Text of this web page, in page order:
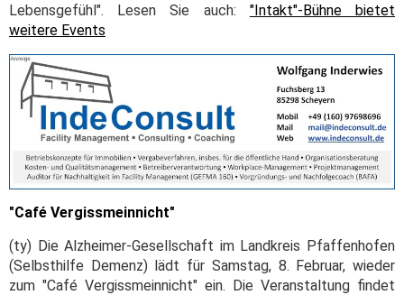
Lebensgefühl". Lesen Sie auch: "Intakt"-Bühne bietet
weitere Events
"Café Vergissmeinnicht"
(ty) Die Alzheimer-Gesellschaft im Landkreis Pfaffenhofen
(Selbsthilfe Demenz) lädt für Samstag, 8. Februar, wieder
zum "Café Vergissmeinnicht" ein. Die Veranstaltung findet